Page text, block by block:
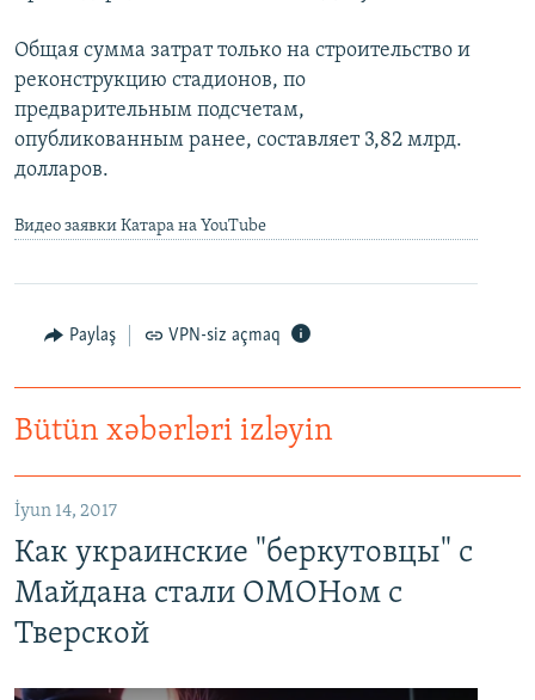
Общая сумма затрат только на строительство и
реконструкцию стадионов, по
предварительным подсчетам,
опубликованным ранее, составляет 3,82 млрд.
долларов.
Видео заявки Катара на YouTube
Paylaş VPN-siz açmaq
Bütün xəbərləri izləyin
İyun 14, 2017
Как украинские "беркутовцы" с
Майдана стали ОМОНом с
Тверской